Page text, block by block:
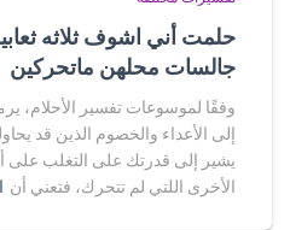
حلمت أني اشوف ثلاثه
جالسات محلهن ماتحركين
وفقًا لموسوعات تفسير الأحلام،
إلى الأعداء والخصوم الذين قد
يشير إلى قدرتك على التغلب على
الأخرى اللتي لم تتحرك، فتعني أن